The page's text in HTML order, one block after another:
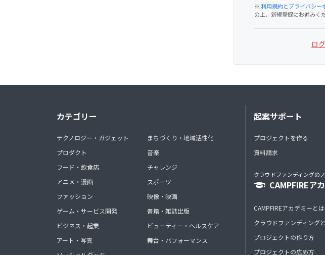
※利用規約とプライバシー
の上、新規登録にお進みく
ロ
カテゴリー
テクノロジー・ガジェット
プロダクト
フード・飲食店
アニメ・漫画
ファッション
ゲーム・サービス開発
ビジネス・起業
アート・写真
まちづくり・地域活性化
音楽
チャレンジ
スポーツ
映像・映画
書籍・雑誌出版
ビューティー・ヘルスケア
舞台・パフォーマンス
起案サポート
プロジェクトを作る
資料請求
クラウドファンディングの
CAMPFIREア
CAMPFIREアカデミーとは
クラウドファンディング
プロジェクトの作り方
プロジェクトの広め方